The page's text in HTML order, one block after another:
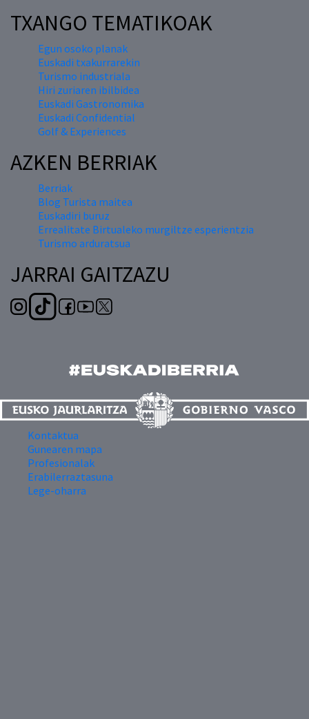
TXANGO TEMATIKOAK
Egun osoko planak
Euskadi txakurrarekin
Turismo industriala
Hiri zuriaren ibilbidea
Euskadi Gastronomika
Euskadi Confidential
Golf & Experiences
AZKEN BERRIAK
Berriak
Blog Turista maitea
Euskadiri buruz
Errealitate Birtualeko murgiltze esperientzia
Turismo arduratsua
JARRAI GAITZAZU
Kontaktua
Gunearen mapa
Profesionalak
Erabilerraztasuna
Lege-oharra